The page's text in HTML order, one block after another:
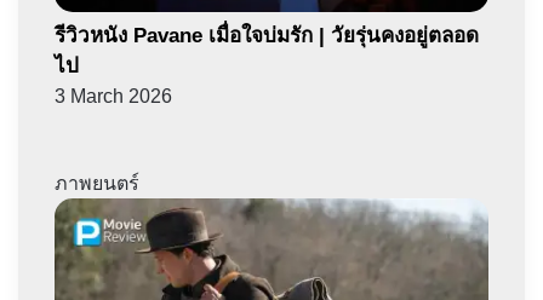
รีวิวหนัง Pavane เมื่อใจบ่มรัก | วัยรุ่นคงอยู่ตลอด
ไป
3 March 2026
ภาพยนตร์